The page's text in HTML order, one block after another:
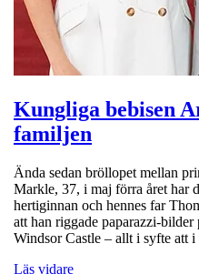
Kungliga bebisen
familjen
Ända sedan bröllopet mellan
Markle, 37, i maj förra året har
hertiginnan och hennes far
att han riggade paparazzi-
Windsor Castle – allt i syfte att
Läs vidare